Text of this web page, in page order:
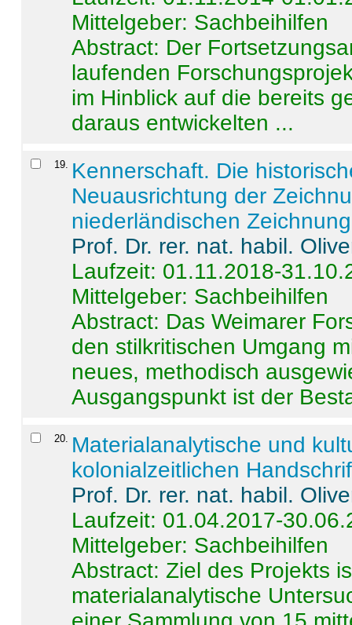
Mittelgeber: Sachbeihilfen
Abstract: Der
laufenden
im Hinblick auf die bereits
daraus entwickelten ...
19
Kennerschaft. Die
Neuausrichtung der
niederländischen
Prof. Dr. rer. nat. habil.
Laufzeit: 01.11.2018-
Mittelgeber: Sachbeihilfen
Abstract: Das Weimarer
den stilkritischen Umgang
neues, methodisch
Ausgangspunkt ist der
20
Materialanalytische und
kolonialzeitlichen
Prof. Dr. rer. nat. habil.
Laufzeit: 01.04.2017-
Mittelgeber: Sachbeihilfen
Abstract:Ziel des Projekts
materialanalytische